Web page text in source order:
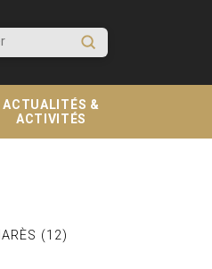
Submit
ACTUALITÉS &
ACTIVITÉS
(12)